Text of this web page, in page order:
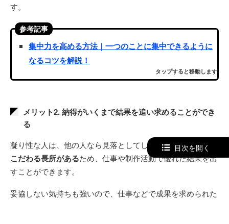
す。
参考記事
集中力を高める方法｜一つのことに集中できるように
なるコツを解説！
タップすると移動します
メリット2. 納得がいくまで結果を追い求めることができ
る
凝り性な人は、他の人なら見落としてしまうような細部にも
こだわる長所があるため、仕事や制作活動で優れた結果を出
すことができます。
妥協しない気持ちも強いので、仕事などで成果を求められた
目次を開く